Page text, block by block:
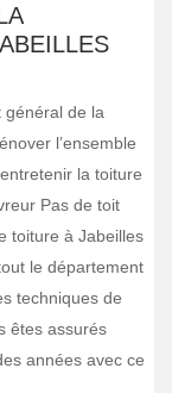
général de la
l’ensemble
la toiture
Pas de toit
toiture à Jabeilles
le département
techniques de
êtes assurés
années avec ce